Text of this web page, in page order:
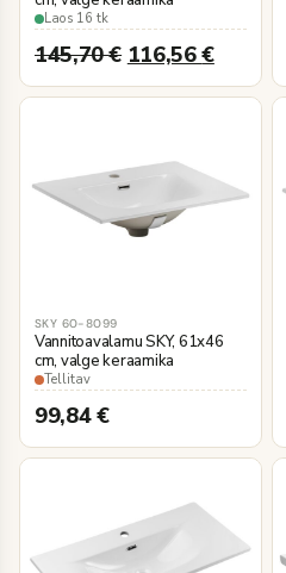
Laos 16 tk
145,70€ 116,56€
SKY 60-8099
Vannitoavalamu SKY, 61x46
cm, valge keraamika
Tellitav
99,84€